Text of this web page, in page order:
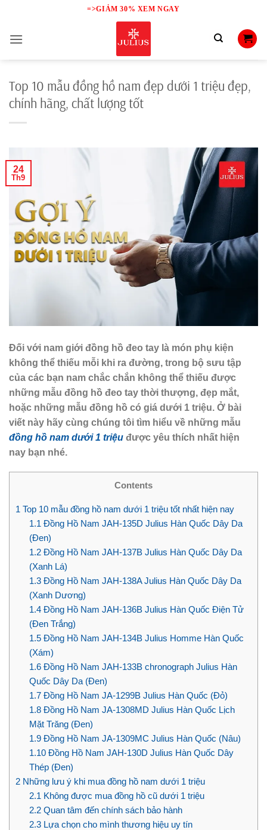
content
=>GIẢM 30% XEM NGAY
Top 10 mẫu đồng hồ nam đẹp dưới 1 triệu đẹp,
chính hãng, chất lượng tốt
24
Th9
Đối với nam giới đồng hồ đeo tay là món phụ kiện
không thể thiếu mỗi khi ra đường, trong bộ sưu tập
của các bạn nam chắc chắn không thể thiếu được
những mẫu đồng hồ đeo tay thời thượng, đẹp mắt,
hoặc những mẫu đồng hồ có giá dưới 1 triệu. Ở bài
viết này hãy cùng chúng tôi tìm hiểu về những mẫu
đồng hồ nam dưới 1 triệu được yêu thích nhất hiện
nay bạn nhé.
Contents
1 Top 10 mẫu đồng hồ nam dưới 1 triệu tốt nhất hiện nay
1.1 Đồng Hồ Nam JAH-135D Julius Hàn Quốc Dây Da
(Đen)
1.2Đồng Hồ Nam JAH-137B Julius Hàn Quốc Dây Da
(Xanh Lá)
1.3Đồng Hồ Nam JAH-138A Julius Hàn Quốc Dây Da
(Xanh Dương)
1.4Đồng Hồ Nam JAH-136B Julius Hàn Quốc Điện Tử
(Đen Trắng)
1.5Đồng Hồ Nam JAH-134B Julius Homme Hàn Quốc
(Xám)
1.6Đồng Hồ Nam JAH-133B chronograph Julius Hàn
Quốc Dây Da (Đen)
1.7Đồng Hồ Nam JA-1299B Julius Hàn Quốc (Đỏ)
1.8Đồng Hồ Nam JA-1308MD Julius Hàn Quốc Lịch
Mặt Trăng (Đen)
1.9Đồng Hồ Nam JA-1309MC Julius Hàn Quốc (Nâu)
1.10Đồng Hồ Nam JAH-130D Julius Hàn Quốc Dây
Thép (Đen)
2 Những lưu ý khi mua đồng hồ nam dưới 1 triệu
2.1 Không được mua đồng hồ cũ dưới 1 triệu
2.2Quan tâm đến chính sách bảo hành
2.3Lựa chọn cho mình thương hiệu uy tín